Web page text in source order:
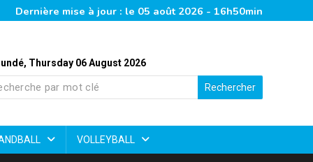
Dernière mise à jour : le 05 août 2026 - 16h50min
Thursday 06 August 2026
Rechercher
VOLLEYBALL